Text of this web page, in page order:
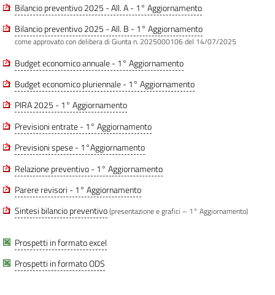
Bilancio preventivo 2025 - All. A - 1° Aggiornamento
Bilancio preventivo 2025 - All. B - 1° Aggiornamento
come approvato con delibera di Giunta n. 2025000106 del 14/07/2025
Budget economico annuale - 1° Aggiornamento
Budget economico pluriennale - 1° Aggiornamento
PIRA 2025 - 1° Aggiornamento
Previsioni entrate - 1° Aggiornamento
Previsioni spese - 1°Aggiornamento
Relazione preventivo - 1° Aggiornamento
Parere revisori - 1° Aggiornamento
Sintesi bilancio preventivo(presentazione e grafici – 1° Aggiornamento)
Prospetti in formato excel
Prospetti in formato ODS